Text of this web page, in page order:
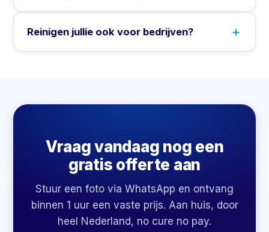
Reinigen jullie ook voor bedrijven?
Vraag vandaag nog een
gratis offerte aan
Stuur een foto via WhatsApp en ontvang
binnen 1 uur een vaste prijs. Aan huis, door
heel Nederland, no cure no pay.